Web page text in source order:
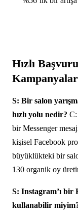
Hızlı
S: Bir salon
hızlı yolu nedir? C:
bir Messenger
kişisel Facebook
büyüklükteki bir
130 organik oy
S: Instagram’ı bir
kullanabilir